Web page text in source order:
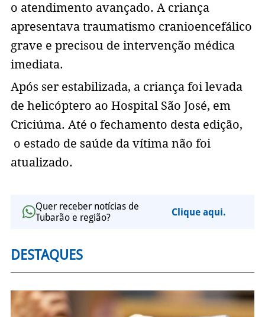
o atendimento avançado. A criança
apresentava traumatismo cranioencefálico
grave e precisou de intervenção médica
imediata.
Após ser estabilizada, a criança foi levada
de helicóptero ao Hospital São José, em
Criciúma. Até o fechamento desta edição,
o estado de saúde da vítima não foi
atualizado.
Quer receber notícias de
Tubarão e região?
Clique aqui.
DESTAQUES